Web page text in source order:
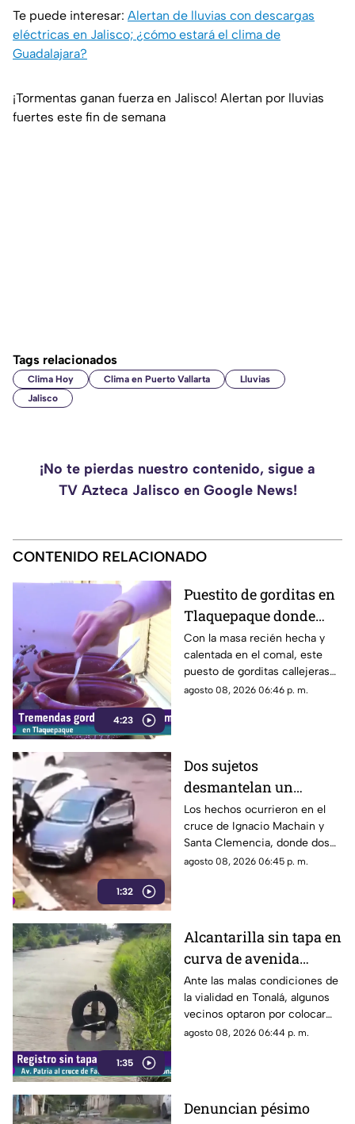
Te puede interesar: Alertan de lluvias con descargas
eléctricas en Jalisco; ¿cómo estará el clima de
Guadalajara?
¡Tormentas ganan fuerza en Jalisco! Alertan por lluvias
fuertes este fin de semana
Tags relacionados
Clima Hoy Clima en Puerto Vallarta
Lluvias
Jalisco
¡No te pierdas nuestro contenido, sigue a
TV Azteca Jalisco en Google News!
CONTENIDO RELACIONADO
4:23
Puestito de gorditas en
Tlaquepaque donde
una nunca es suficiente
Con la masa recién hecha y
calentada en el comal, este
puesto de gorditas callejeras
en Tlaquepaque promete
agosto 08, 2026 06:46 p. m.
1:32
Dos sujetos
desmantelan un
vehículo a plena luz del
día en Guadalajara
Los hechos ocurrieron en el
cruce de Ignacio Machain y
Santa Clemencia, donde dos
sujetos fueron captados
agosto 08, 2026 06:45 p. m.
1:35
Alcantarilla sin tapa en
curva de avenida
Patria
Ante las malas condiciones de
la vialidad en Tonalá, algunos
vecinos optaron por colocar
una llanta como señalamiento
agosto 08, 2026 06:44 p. m.
Denuncian pésimo